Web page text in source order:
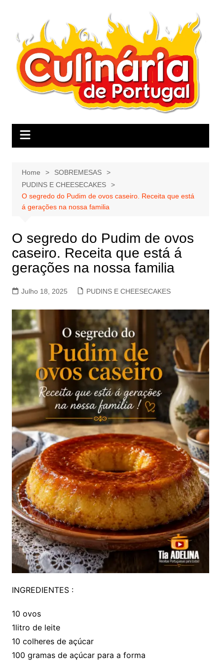
Home
SOBREMESAS
PUDINS E CHEESECAKES
O segredo do Pudim de ovos caseiro. Receita que está
á gerações na nossa familia
O segredo do Pudim de ovos
caseiro. Receita que está á
gerações na nossa familia
Julho 18, 2025 PUDINS E CHEESECAKES
INGREDIENTES :
10 ovos
1litro de leite
10 colheres de açúcar
100 gramas de açúcar para a forma